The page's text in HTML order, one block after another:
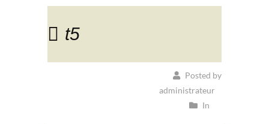
t5
Posted by
administrateur
In